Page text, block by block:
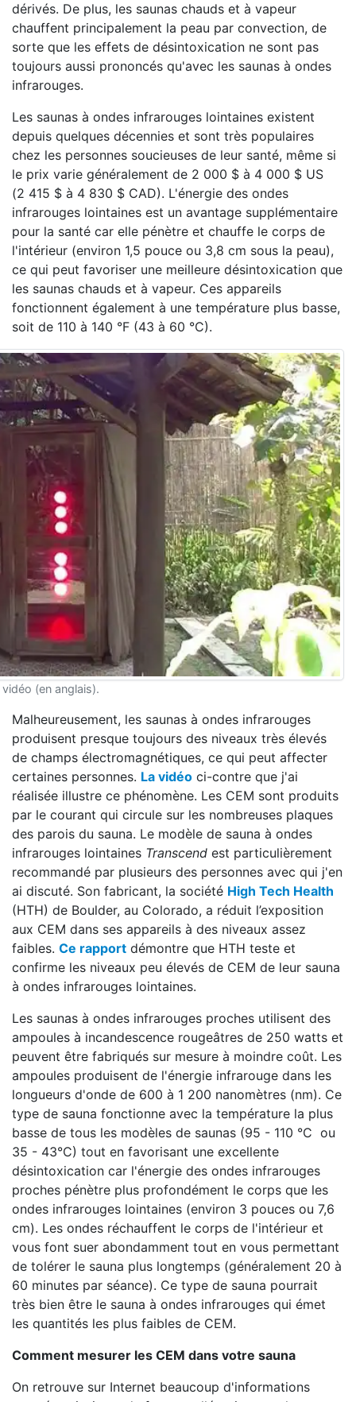
dérivés. De plus, les saunas chauds et à vapeur
chauffent principalement la peau par convection, de
sorte que les effets de désintoxication ne sont pas
toujours aussi prononcés qu'avec les saunas à ondes
infrarouges.
Les saunas à ondes infrarouges lointaines existent
depuis quelques décennies et sont très populaires
chez les personnes soucieuses de leur santé, même si
le prix varie généralement de 2 000 $ à 4 000 $ US
(2 415 $ à 4 830 $ CAD). L'énergie des ondes
infrarouges lointaines est un avantage supplémentaire
pour la santé car elle pénètre et chauffe le corps de
l'intérieur (environ 1,5 pouce ou 3,8 cm sous la peau),
ce qui peut favoriser une meilleure désintoxication que
les saunas chauds et à vapeur. Ces appareils
fonctionnent également à une température plus basse,
soit de 110 à 140 °F (43 à 60 °C).
(en anglais).
Malheureusement, les saunas à ondes infrarouges
produisent presque toujours des niveaux très élevés
de champs électromagnétiques, ce qui peut affecter
certaines personnes. La vidéo ci-contre que j'ai
réalisée illustre ce phénomène. Les CEM sont produits
par le courant qui circule sur les nombreuses plaques
des parois du sauna. Le modèle de sauna à ondes
infrarouges lointaines Transcend est particulièrement
recommandé par plusieurs des personnes avec qui j'en
ai discuté. Son fabricant, la société High Tech Health
(HTH) de Boulder, au Colorado, a réduit l’exposition
aux CEM dans ses appareils à des niveaux assez
faibles. Ce rapport démontre que HTH teste et
confirme les niveaux peu élevés de CEM de leur sauna
à ondes infrarouges lointaines.
Les saunas à ondes infrarouges proches utilisent des
ampoules à incandescence rougeâtres de 250 watts et
peuvent être fabriqués sur mesure à moindre coût. Les
ampoules produisent de l'énergie infrarouge dans les
longueurs d'onde de 600 à 1 200 nanomètres (nm). Ce
type de sauna fonctionne avec la température la plus
basse de tous les modèles de saunas (95 - 110 °C ou
35 - 43°C) tout en favorisant une excellente
désintoxication car l'énergie des ondes infrarouges
proches pénètre plus profondément le corps que les
ondes infrarouges lointaines (environ 3 pouces ou 7,6
cm). Les ondes réchauffent le corps de l'intérieur et
vous font suer abondamment tout en vous permettant
de tolérer le sauna plus longtemps (généralement 20 à
60 minutes par séance). Ce type de sauna pourrait
très bien être le sauna à ondes infrarouges qui émet
les quantités les plus faibles de CEM.
Comment mesurer les CEM dans votre sauna
On retrouve sur Internet beaucoup d'informations